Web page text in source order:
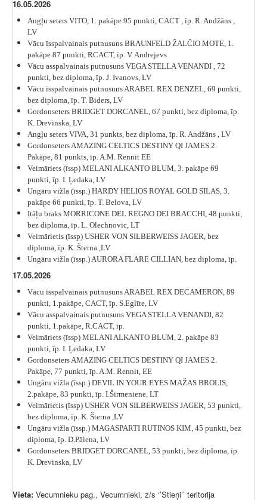
16.05.2026
Angļu seters VITO , 1. pakāpe 95 punkti, CACT , īp. R. Andžāns ,
LV
Vācu īsspalvainais putnusuns BRAUNFELD ŽALČIO MOTE, 1.
pakāpe 87 punkti, RCACT, īp. V. Andrejevs
Vācu asspalvainais putnusuns VEGA STELLA VENANDI , 72
punkti, bez diploma, īp. J. Ivanovs, LV
Vācu īsspalvainais putnusuns ARABEL REX DENZEL, 69 punkti,
bez diploma, īp. T. Biders, LV
Gordonseters BRIDGET DORCANEL , 67 punkti, bez diploma, īp.
K. Drevinska, LV
Angļu seters VIVA , 31 punkts, bez diploma, īp. R. Andžāns , LV
Gordonseters AMAZING CELTICS DESTINY QI JAMES 2.
Pakāpe, 81 punkts, īp. A.M. Rennit EE
Veimāriets (īssp) MELANI ALKANTO BLUM, 3. pakāpe 69
punkti, īp. I. Ļedaka, LV
Ungāru vižla (īssp.) HARDY HELIOS ROYAL GOLD SILAS, 3.
pakāpe 66 punkti, īp. T. Belova, LV
Itāļu braks MORRICONE DEL REGNO DEI BRACCHI , 48 punkti,
bez diploma, īp. L. Olechnovic, LT
Veimārietis (īssp) USHER VON SILBERWEISS JAGER, bez
diploma, īp. K. Šterna ,LV
Ungāru vižla (īssp.) AURORA FLARE CILLIAN, bez diploma,īp.
17.05.2026
Vācu īsspalvainais putnusuns ARABEL REX DECAMERON, 89
punkti, 1.pakāpe, CACT, īp. S.Eglīte, LV
Vācu asspalvainais putnusuns VEGA STELLA VENANDI, 82
punkti, 1.pakāpe, R.CACT, īp.
Veimāriets (īssp) MELANI ALKANTO BLUM, 2. pakāpe 83
punkti, īp. I. Ļedaka, LV
Gordonseters AMAZING CELTICS DESTINY QI JAMES 2.
Pakāpe, 77 punkti, īp. A.M. Rennit, EE
Ungāru vižla (īssp.) DEVIL IN YOUR EYES MAŽAS BROLIS,
2.pakāpe, 83 punkti, īp. I.Širmeniene, LT
Veimārietis (īssp) USHER VON SILBERWEISS JAGER, 53 punkti,
bez diploma, īp. K. Šterna ,LV
Ungāru vižla (īssp.) MAGASPARTI RUTINOS KIM, 45 punkti, bez
diploma, īp. D.Pālena, LV
Gordonseters BRIDGET DORCANEL , 53 punkti, bez diploma, īp.
K. Drevinska, LV
Vieta: Vecumnieku pag., Vecumnieki, z/s ‘’Stieņi’’ teritorija